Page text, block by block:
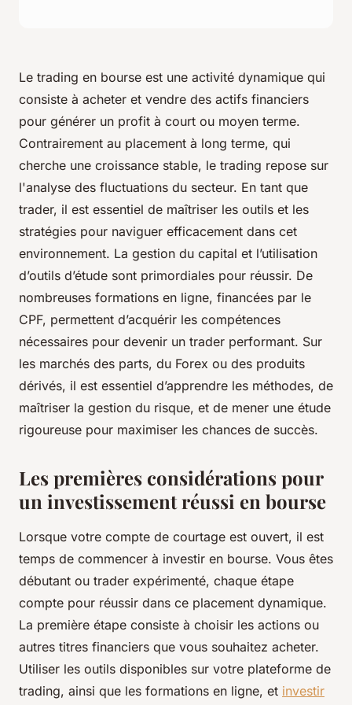
Le trading en bourse est une activité dynamique qui
consiste à acheter et vendre des actifs financiers
pour générer un profit à court ou moyen terme.
Contrairement au placement à long terme, qui
cherche une croissance stable, le trading repose sur
l'analyse des fluctuations du secteur. En tant que
trader, il est essentiel de maîtriser les outils et les
stratégies pour naviguer efficacement dans cet
environnement. La gestion du capital et l’utilisation
d’outils d’étude sont primordiales pour réussir. De
nombreuses formations en ligne, financées par le
CPF, permettent d’acquérir les compétences
nécessaires pour devenir un trader performant. Sur
les marchés des parts, du Forex ou des produits
dérivés, il est essentiel d’apprendre les méthodes, de
maîtriser la gestion du risque, et de mener une étude
rigoureuse pour maximiser les chances de succès.
Les premières considérations pour
un investissement réussi en bourse
Lorsque votre compte de courtage est ouvert, il est
temps de commencer à investir en bourse. Vous êtes
débutant ou trader expérimenté, chaque étape
compte pour réussir dans ce placement dynamique.
La première étape consiste à choisir les actions ou
autres titres financiers que vous souhaitez acheter.
Utiliser les outils disponibles sur votre plateforme de
trading, ainsi que les formations en ligne, et investir